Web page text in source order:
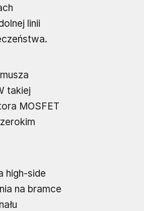
linii
takiej
MOSFET
high-side
na bramce